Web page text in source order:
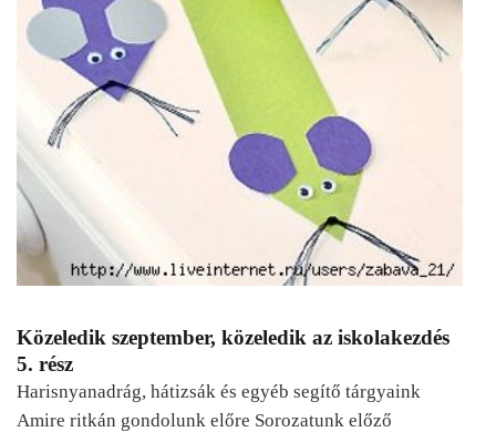
Közeledik szeptember, közeledik az iskolakezdés
5. rész
Harisnyanadrág, hátizsák és egyéb segítő tárgyaink
Amire ritkán gondolunk előre Sorozatunk előző